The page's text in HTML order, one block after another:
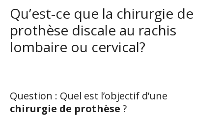
Qu’est-ce que la chirurgie de
prothèse discale au rachis
lombaire ou cervical?
Question : Quel est l’objectif d’une
chirurgie de prothèse ?